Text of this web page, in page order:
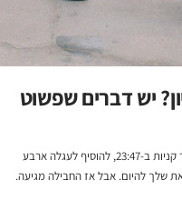
יש דברים שפשוט
בואי נודה באמת, אין דבר מספק יותר מלהיכנס לאתר קניות ב-23:47, להוסיף לעגלה ארבע
10%, ולהרגיש שעשית את שלך להיום. אבל אז החבילה מגיעה.